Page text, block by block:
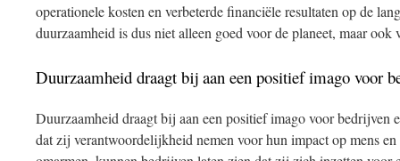
operationele kosten en verbeterde financiële resultaten op de
duurzaamheid is dus niet alleen goed voor de planeet, maar ook
Duurzaamheid draagt bij aan een positief imago voor
Duurzaamheid draagt bij aan een positief imago voor bedrijven
dat zij verantwoordelijkheid nemen voor hun impact op mens